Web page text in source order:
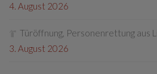
4. August 2026
Türöffnung, Personenrettung aus
3. August 2026